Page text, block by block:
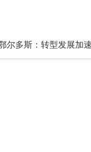
尔多斯：转型发展加